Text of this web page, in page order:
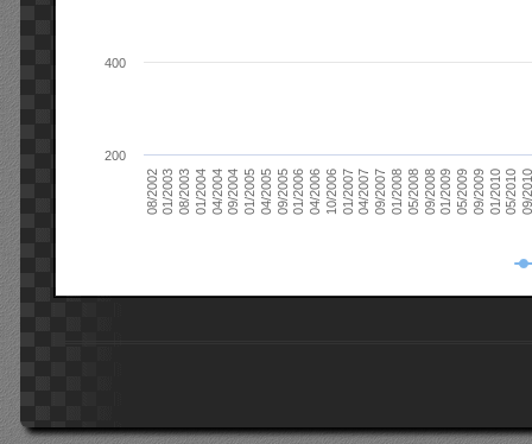
08/200201/200308/200301/200404/200409/200401/200504/200509/200501/200604/200610/200601/200704/200709/200701/200805/200809/200801/200905/200909/200901/201005/201009/
200
400